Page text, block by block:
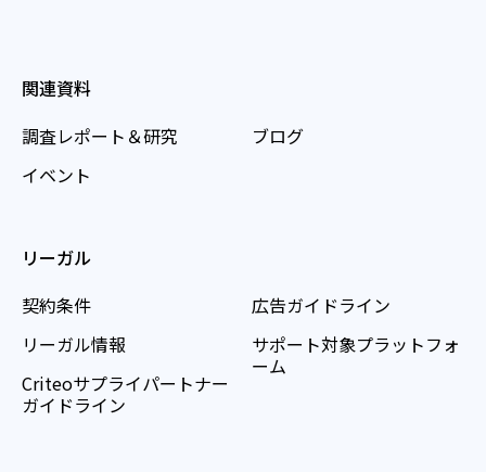
関連資料
調査レポート＆研究
イベント
ブログ
リーガル
契約条件
リーガル情報
Criteoサプライパートナー
ガイドライン
広告ガイドライン
サポート対象プラットフォ
ーム